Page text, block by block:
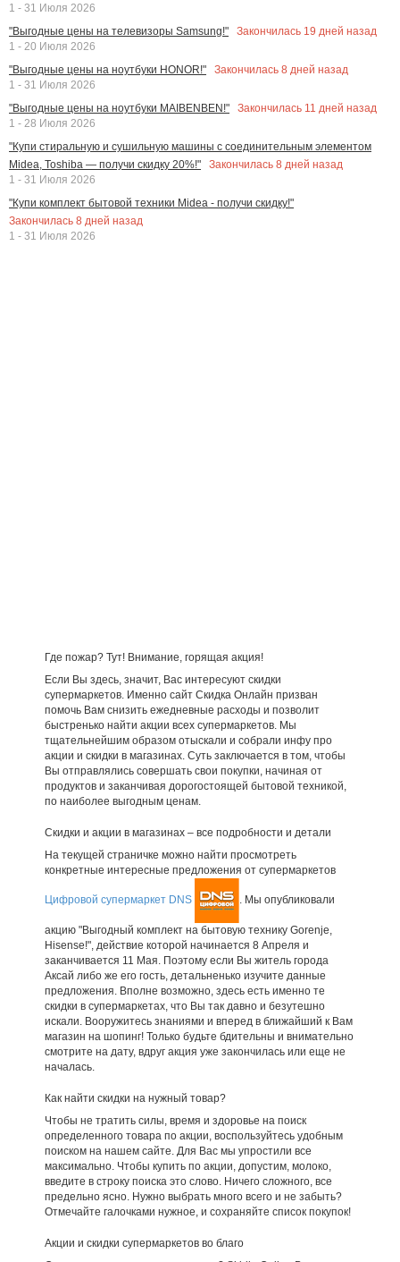
1 - 31 Июля 2026
"Выгодные цены на телевизоры Samsung!"
Закончилась 19 дней назад
1 - 20 Июля 2026
"Выгодные цены на ноутбуки HONOR!"
Закончилась 8 дней назад
1 - 31 Июля 2026
"Выгодные цены на ноутбуки MAIBENBEN!"
Закончилась 11 дней назад
1 - 28 Июля 2026
"Купи стиральную и сушильную машины с соединительным элементом
Midea, Toshiba — получи скидку 20%!"
Закончилась 8 дней назад
1 - 31 Июля 2026
"Купи комплект бытовой техники Midea - получи скидку!"
Закончилась 8 дней назад
1 - 31 Июля 2026
Где пожар? Тут! Внимание, горящая акция!
Если Вы здесь, значит, Вас интересуют скидки
супермаркетов. Именно сайт Скидка Онлайн призван
помочь Вам снизить ежедневные расходы и позволит
быстренько найти акции всех супермаркетов. Мы
тщательнейшим образом отыскали и собрали инфу про
акции и скидки в магазинах. Суть заключается в том, чтобы
Вы отправлялись совершать свои покупки, начиная от
продуктов и заканчивая дорогостоящей бытовой техникой,
по наиболее выгодным ценам.
Скидки и акции в магазинах – все подробности и детали
На текущей страничке можно найти просмотреть
конкретные интересные предложения от супермаркетов
Цифровой супермаркет DNS . Мы опубликовали
акцию "Выгодный комплект на бытовую технику Gorenje,
Hisense!", действие которой начинается 8 Апреля и
заканчивается 11 Мая. Поэтому если Вы житель города
Аксай либо же его гость, детальненько изучите данные
предложения. Вполне возможно, здесь есть именно те
скидки в супермаркетах, что Вы так давно и безутешно
искали. Вооружитесь знаниями и вперед в ближайший к Вам
магазин на шопинг! Только будьте бдительны и внимательно
смотрите на дату, вдруг акция уже закончилась или еще не
началась.
Как найти скидки на нужный товар?
Чтобы не тратить силы, время и здоровье на поиск
определенного товара по акции, воспользуйтесь удобным
поиском на нашем сайте. Для Вас мы упростили все
максимально. Чтобы купить по акции, допустим, молоко,
введите в строку поиска это слово. Ничего сложного, все
предельно ясно. Нужно выбрать много всего и не забыть?
Отмечайте галочками нужное, и сохраняйте список покупок!
Акции и скидки супермаркетов во благо